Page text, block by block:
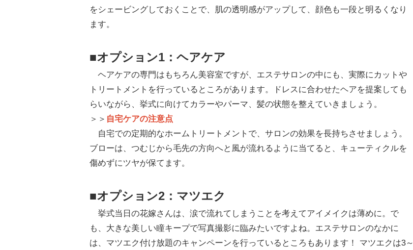
をシェービングしておくことで、肌の透明感がアップして、顔色も一段と明るくなり
ます。
■オプション1：ヘアケア
ヘアケアの専門はもちろん美容室ですが、エステサロンの中にも、実際にカットや
トリートメントを行っているところがあります。ドレスに合わせたヘアを提案しても
らいながら、挙式に向けてカラーやパーマ、髪の状態を整えていきましょう。
＞＞ 自宅ケアの注意点
自宅での定期的なホームトリートメントで、サロンの効果を長持ちさせましょう。
ブローは、つむじから毛先の方向へと風が流れるように当てると、キューティクルを
傷めずにツヤが保てます。
■オプション2：マツエク
挙式当日の花嫁さんは、涙で流れてしまうことを考えてアイメイクは薄めに。で
も、大きな美しい瞳キープで写真撮影に臨みたいですよね。エステサロンのなかに
は、マツエク付け放題のキャンペーンを行っているところもあります！ マツエクは3～